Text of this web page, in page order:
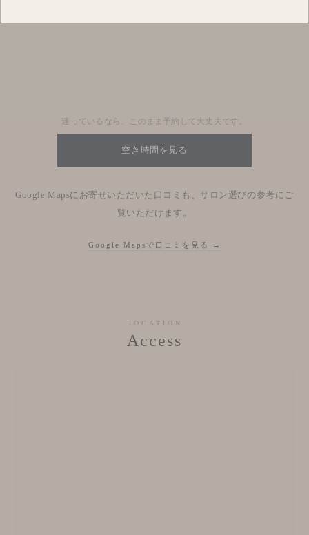
迷っているなら、このまま予約して大丈夫です。
空き時間を見る
Google Mapsにお寄せいただいた口コミも、サロン選びの参考にご
覧いただけます。
Google Mapsで口コミを見る →
LOCATION
Access